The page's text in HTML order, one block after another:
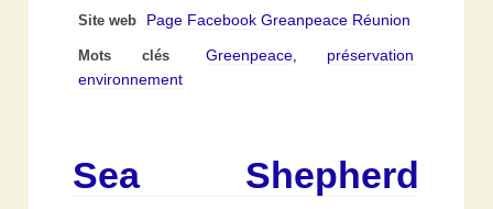
Site web Page Facebook Greanpeace Réunion
Mots clés Greenpeace, préservation
environnement
Sea Shepherd